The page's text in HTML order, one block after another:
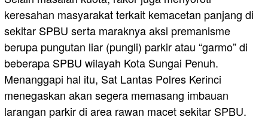
keresahan masyarakat terkait kemacetan panjang di
sekitar SPBU serta maraknya aksi premanisme
berupa pungutan liar (pungli) parkir atau “garmo” di
beberapa SPBU wilayah Kota Sungai Penuh.
Menanggapi hal itu, Sat Lantas Polres Kerinci
menegaskan akan segera memasang imbauan
larangan parkir di area rawan macet sekitar SPBU.